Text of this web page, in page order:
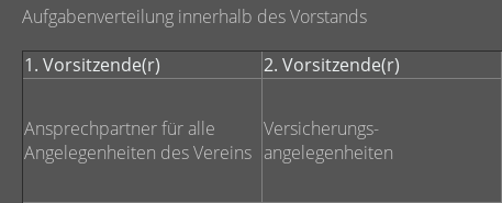
Aufgabenverteilung innerhalb des Vorstands
1. Vorsitzende(r)
2. Vorsitzende(r)
Ansprechpartner für alle
Angelegenheiten des Vereins
Versicherungs-
angelegenheiten